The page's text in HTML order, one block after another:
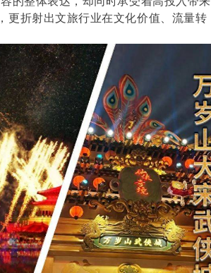
更折射出文旅行业在文化价值、流量转